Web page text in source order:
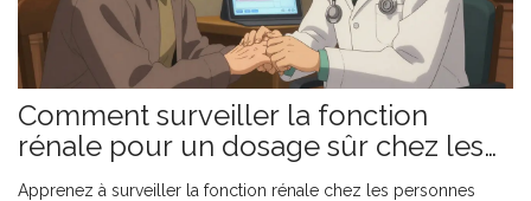
Comment surveiller la fonction
rénale pour un dosage sûr chez les
personnes âgées
Apprenez à surveiller la fonction rénale chez les personnes